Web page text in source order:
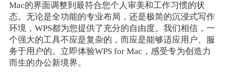
Mac的界面调整到最符合您个人审美和工作习惯的状
态。无论是全功能的专业布局，还是极简的沉浸式写作
环境，WPS都为您提供了充分的自由度。我们相信，一
个强大的工具不应是复杂的，而应是能够适应用户、服
务于用户的。立即体验WPS for Mac，感受专为创造力
而生的办公新境界。